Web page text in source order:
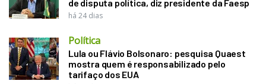
de disputa política, diz presidente da Faesp
há 24 dias
Política
Lula ou Flávio Bolsonaro: pesquisa Quaest
mostra quem é responsabilizado pelo
tarifaço dos EUA